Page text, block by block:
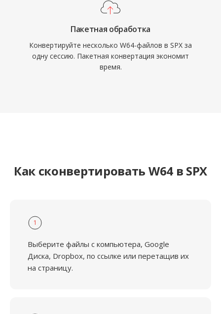
Пакетная обработка
Конвертируйте несколько W64-файлов в SPX за
одну сессию. Пакетная конвертация экономит
время.
Как сконвертировать W64 в SPX
1
Выберите файлы с компьютера, Google
Диска, Dropbox, по ссылке или перетащив их
на страницу.